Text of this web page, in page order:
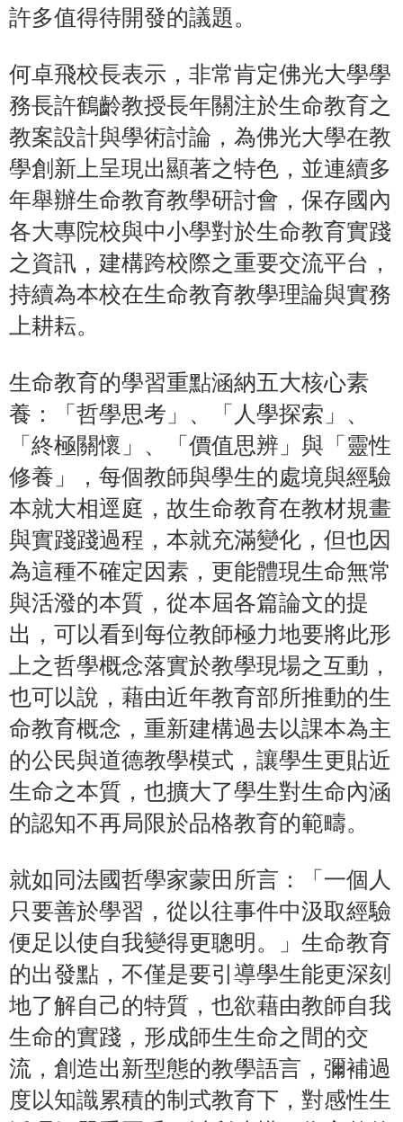
許多值得待開發的議題。
何卓飛校長表示，非常肯定佛光大學學
務長許鶴齡教授長年關注於生命教育之
教案設計與學術討論，為佛光大學在教
學創新上呈現出顯著之特色，並連續多
年舉辦生命教育教學研討會，保存國內
各大專院校與中小學對於生命教育實踐
之資訊，建構跨校際之重要交流平台，
持續為本校在生命教育教學理論與實務
上耕耘。
生命教育的學習重點涵納五大核心素
養：「哲學思考」、「人學探索」、
「終極關懷」、「價值思辨」與「靈性
修養」，每個教師與學生的處境與經驗
本就大相逕庭，故生命教育在教材規畫
與實踐踐過程，本就充滿變化，但也因
為這種不確定因素，更能體現生命無常
與活潑的本質，從本屆各篇論文的提
出，可以看到每位教師極力地要將此形
上之哲學概念落實於教學現場之互動，
也可以說，藉由近年教育部所推動的生
命教育概念，重新建構過去以課本為主
的公民與道德教學模式，讓學生更貼近
生命之本質，也擴大了學生對生命內涵
的認知不再局限於品格教育的範疇。
就如同法國哲學家蒙田所言：「一個人
只要善於學習，從以往事件中汲取經驗
便足以使自我變得更聰明。」生命教育
的出發點，不僅是要引導學生能更深刻
地了解自己的特質，也欲藉由教師自我
生命的實踐，形成師生生命之間的交
流，創造出新型態的教學語言，彌補過
度以知識累積的制式教育下，對感性生